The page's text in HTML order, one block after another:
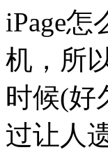
iPage怎
机，所
时候(好
过让人